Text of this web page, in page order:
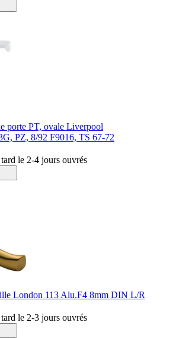
porte PT, ovale Liverpool
PZ, 8/92 F9016, TS 67-72
le 2-4 jours ouvrés
London 113 Alu.F4 8mm DIN L/R
le 2-3 jours ouvrés